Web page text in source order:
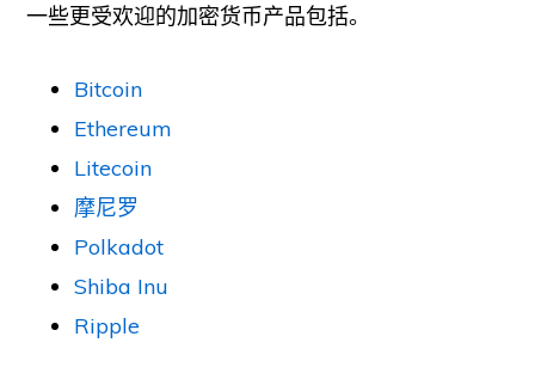
一些更受欢迎的加密货币产品包括。
Bitcoin
Ethereum
Litecoin
摩尼罗
Polkadot
Shiba Inu
Ripple